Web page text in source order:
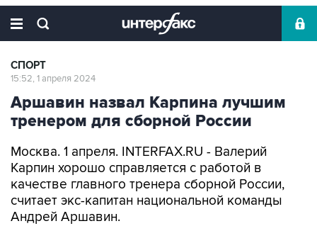
СПОРТ
15:52, 1 апреля 2024
Аршавин назвал Карпина лучшим
тренером для сборной России
Москва. 1 апреля. INTERFAX.RU - Валерий
Карпин хорошо справляется с работой в
качестве главного тренера сборной России,
считает экс-капитан национальной команды
Андрей Аршавин.